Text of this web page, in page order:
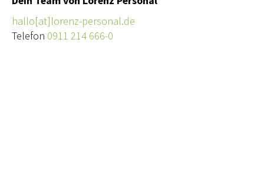
hallo[at]lorenz-personal.de
Telefon 0911 214 666-0